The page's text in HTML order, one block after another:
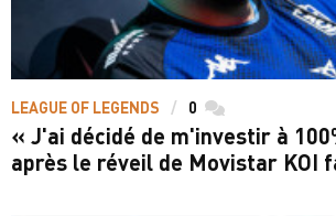
LEAGUE OF LEGENDS 0 commentaires
« J'ai décidé de m'investir à
après le réveil de Movistar KOI